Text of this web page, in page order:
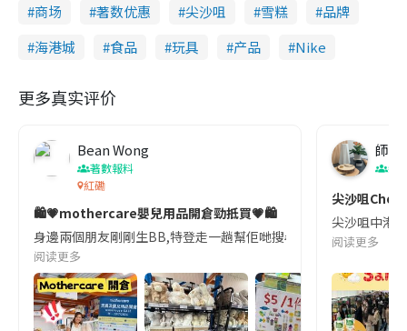
商场
著数优惠 尖沙咀 雪糕
品牌
海港城
食品 玩具 产品 Nike
更多真实评价
Bean Wong
著數報料
紅磡
🛍️💗mothercare嬰兒用品開倉勁抵買💗🛍️
身邊兩個朋友剛剛生BB,特登走一趟幫佢哋搜尋必買靚貨😆 ✨抵
阅读更多
師奶
親
尖沙咀
尖沙咀中港
阅读更多